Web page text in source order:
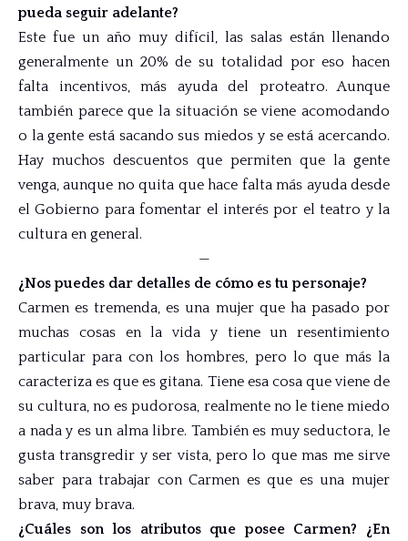
pueda seguir adelante?
Este fue un año muy difícil, las salas están llenando
generalmente un 20% de su totalidad por eso hacen
falta incentivos, más ayuda del proteatro. Aunque
también parece que la situación se viene acomodando
o la gente está sacando sus miedos y se está acercando.
Hay muchos descuentos que permiten que la gente
venga, aunque no quita que hace falta más ayuda desde
el Gobierno para fomentar el interés por el teatro y la
cultura en general.
—
¿Nos puedes dar detalles de cómo es tu personaje?
Carmen es tremenda, es una mujer que ha pasado por
muchas cosas en la vida y tiene un resentimiento
particular para con los hombres, pero lo que más la
caracteriza es que es gitana. Tiene esa cosa que viene de
su cultura, no es pudorosa, realmente no le tiene miedo
a nada y es un alma libre. También es muy seductora, le
gusta transgredir y ser vista, pero lo que mas me sirve
saber para trabajar con Carmen es que es una mujer
brava, muy brava.
¿Cuáles son los atributos que posee Carmen? ¿En